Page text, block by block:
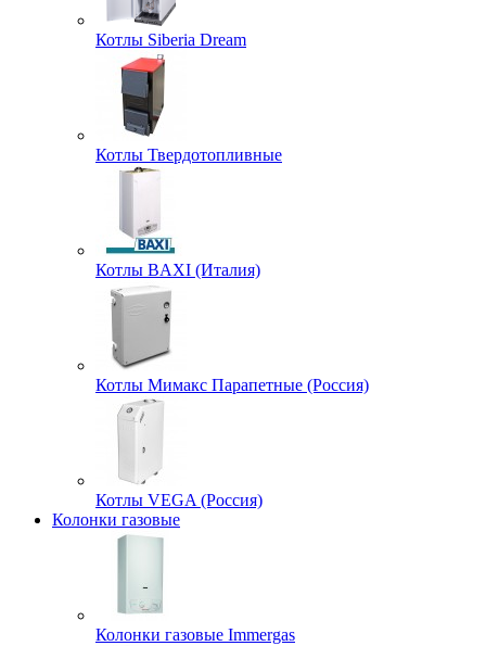
Котлы Siberia Dream
Котлы Твердотопливные
Котлы BAXI (Италия)
Котлы Мимакс Парапетные (Россия)
Котлы VEGA (Россия)
Колонки газовые
Колонки газовые Immergas